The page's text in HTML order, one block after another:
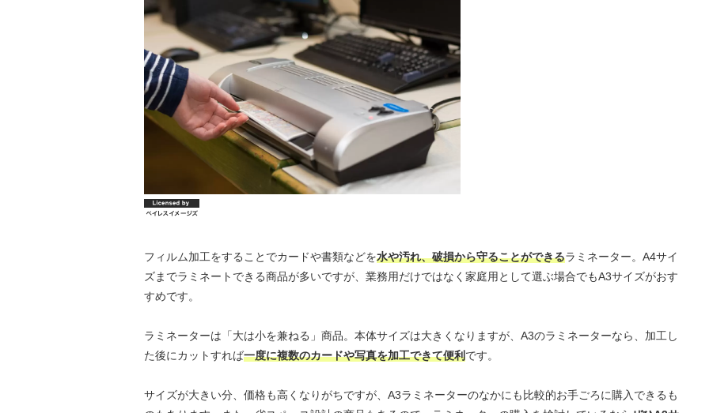
フィルム加工をすることでカードや書類などを水や汚れ、破損から守ることができるラミネーター。A4サイ
ズまでラミネートできる商品が多いですが、業務用だけではなく家庭用として選ぶ場合でもA3サイズがおす
すめです。
ラミネーターは「大は小を兼ねる」商品。本体サイズは大きくなりますが、A3のラミネーターなら、加工し
た後にカットすれば一度に複数のカードや写真を加工できて便利です。
サイズが大きい分、価格も高くなりがちですが、A3ラミネーターのなかにも比較的お手ごろに購入できるも